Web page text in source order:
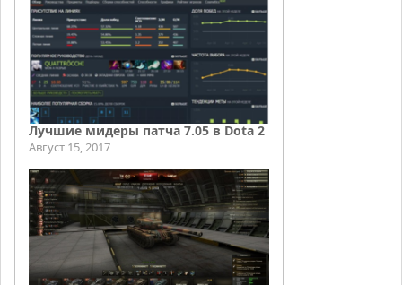
Лучшие мидеры патча 7.05 в Dota 2
Август 15, 2017